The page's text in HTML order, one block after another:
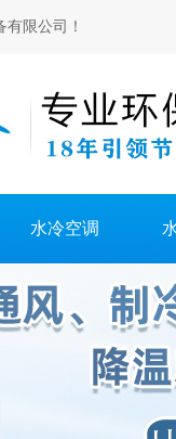
限公司！
水冷空调